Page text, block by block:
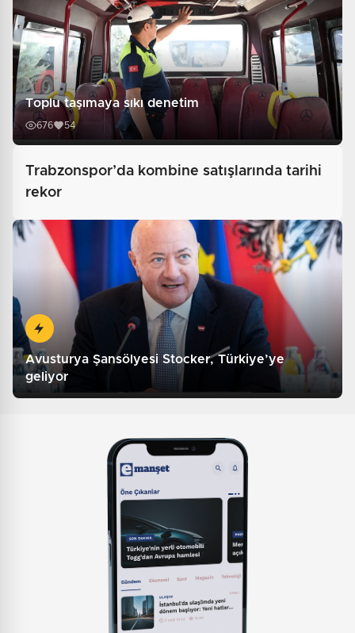
Toplu taşımaya sıkı denetim
676 54
Trabzonspor’da kombine satışlarında tarihi
rekor
Avusturya Şansölyesi Stocker, Türkiye’ye
geliyor